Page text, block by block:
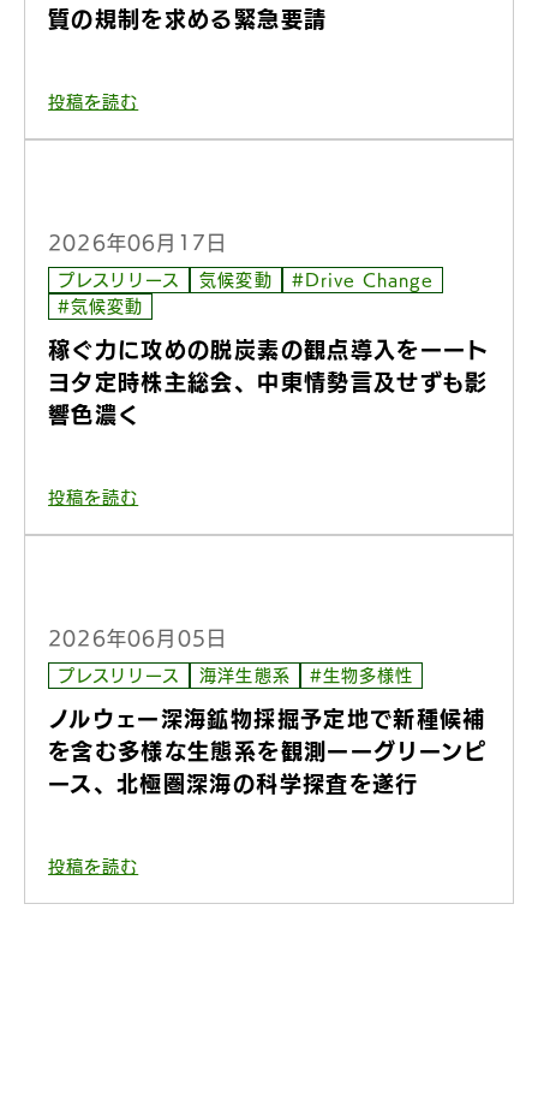
質の規制を求める緊急要請
投稿を読む
2026年06月17日
プレスリリース 気候変動
#Drive Change
#気候変動
稼ぐ力に攻めの脱炭素の観点導入をーート
ヨタ定時株主総会、中東情勢言及せずも影
響色濃く
投稿を読む
2026年06月05日
プレスリリース 海洋生態系 #生物多様性
ノルウェー深海鉱物採掘予定地で新種候補
を含む多様な生態系を観測ーーグリーンピ
ース、北極圏深海の科学探査を遂行
投稿を読む